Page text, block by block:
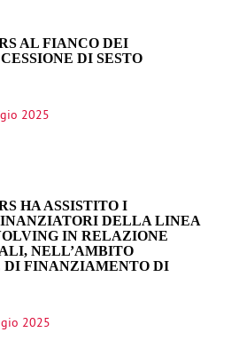
AL FIANCO DEI
DI SESTO
2025
HA ASSISTITO I
DELLA LINEA
IN RELAZIONE
NELL’AMBITO
DI FINANZIAMENTO DI
2025